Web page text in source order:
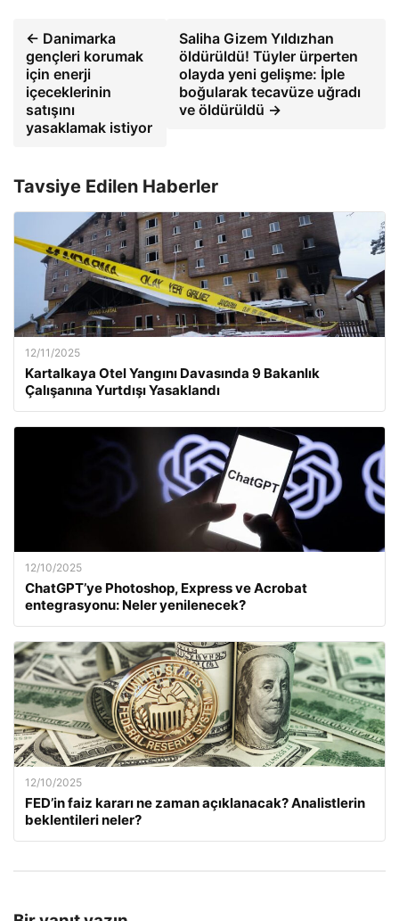
← Danimarka
gençleri korumak
için enerji
içeceklerinin
satışını
yasaklamak istiyor
Saliha Gizem Yıldızhan
öldürüldü! Tüyler ürperten
olayda yeni gelişme: İple
boğularak tecavüze uğradı
ve öldürüldü →
Tavsiye Edilen Haberler
12/11/2025
Kartalkaya Otel Yangını Davasında 9 Bakanlık
Çalışanına Yurtdışı Yasaklandı
12/10/2025
ChatGPT’ye Photoshop, Express ve Acrobat
entegrasyonu: Neler yenilenecek?
12/10/2025
FED’in faiz kararı ne zaman açıklanacak? Analistlerin
beklentileri neler?